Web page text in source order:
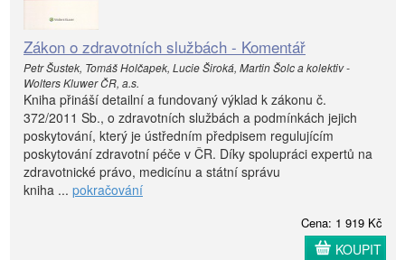
Zákon o zdravotních službách - Komentář
Petr Šustek, Tomáš Holčapek, Lucie Široká, Martin Šolc a kolektiv -
Wolters Kluwer ČR, a.s.
Kniha přináší detailní a fundovaný výklad k zákonu č.
372/2011 Sb., o zdravotních službách a podmínkách jejich
poskytování, který je ústředním předpisem regulujícím
poskytování zdravotní péče v ČR. Díky spolupráci expertů na
zdravotnické právo, medicínu a státní správu
kniha ... pokračování
Cena: 1 919 Kč
KOUPIT